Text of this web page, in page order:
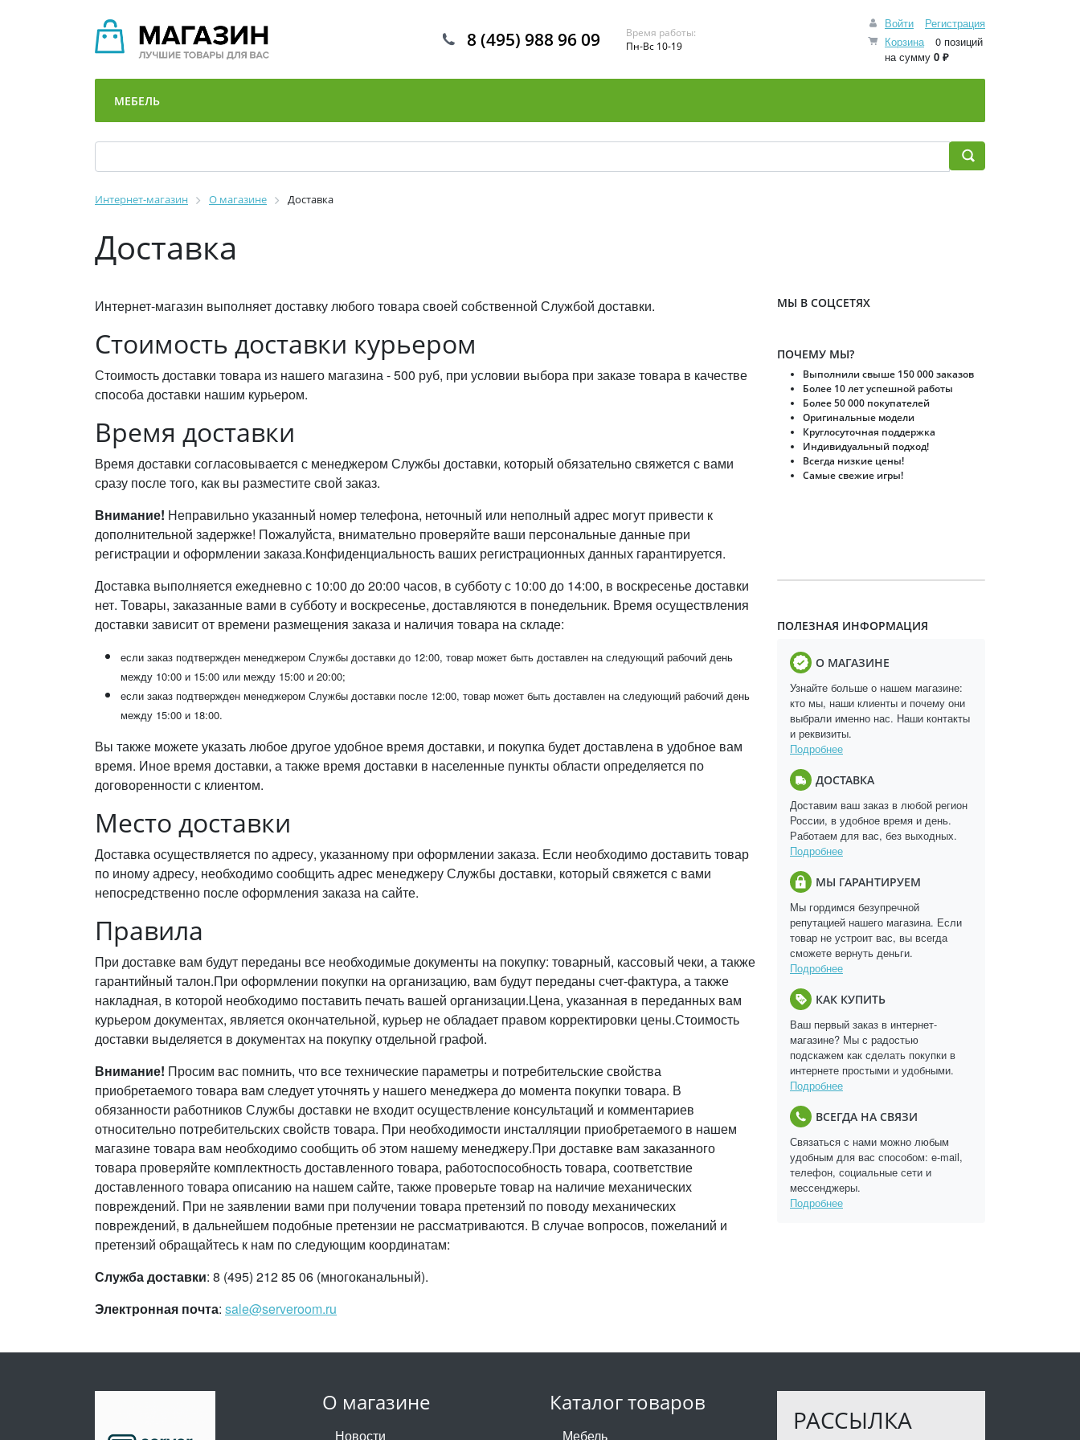
Войти
Регистрация
Корзина
0 позиций
на сумму 0 ₽
8 (495) 988 96 09
Время работы:
Пн-Вс 10-19
МЕБЕЛЬ
Интернет-магазин О магазине Доставка
Доставка
Интернет-магазин выполняет доставку любого товара своей собственной Службой доставки.
Стоимость доставки курьером
Стоимость доставки товара из нашего магазина - 500 руб, при условии выбора при заказе товара в качестве
способа доставки нашим курьером.
Время доставки
Время доставки согласовывается с менеджером Службы доставки, который обязательно свяжется с вами
сразу после того, как вы разместите свой заказ.
Внимание! Неправильно указанный номер телефона, неточный или неполный адрес могут привести к
дополнительной задержке! Пожалуйста, внимательно проверяйте ваши персональные данные при
регистрации и оформлении заказа.Конфиденциальность ваших регистрационных данных гарантируется.
Доставка выполняется ежедневно с 10:00 до 20:00 часов, в субботу с 10:00 до 14:00, в воскресенье доставки
нет. Товары, заказанные вами в субботу и воскресенье, доставляются в понедельник. Время осуществления
доставки зависит от времени размещения заказа и наличия товара на складе:
если заказ подтвержден менеджером Службы доставки до 12:00, товар может быть доставлен на следующий рабочий день
между 10:00 и 15:00 или между 15:00 и 20:00;
если заказ подтвержден менеджером Службы доставки после 12:00, товар может быть доставлен на следующий рабочий день
между 15:00 и 18:00.
Вы также можете указать любое другое удобное время доставки, и покупка будет доставлена в удобное вам
время. Иное время доставки, а также время доставки в населенные пункты области определяется по
договоренности с клиентом.
Место доставки
Доставка осуществляется по адресу, указанному при оформлении заказа. Если необходимо доставить товар
по иному адресу, необходимо сообщить адрес менеджеру Службы доставки, который свяжется с вами
непосредственно после оформления заказа на сайте.
Правила
При доставке вам будут переданы все необходимые документы на покупку: товарный, кассовый чеки, а также
гарантийный талон.При оформлении покупки на организацию, вам будут переданы счет-фактура, а также
накладная, в которой необходимо поставить печать вашей организации.Цена, указанная в переданных вам
курьером документах, является окончательной, курьер не обладает правом корректировки цены.Стоимость
доставки выделяется в документах на покупку отдельной графой.
Внимание! Просим вас помнить, что все технические параметры и потребительские свойства
приобретаемого товара вам следует уточнять у нашего менеджера до момента покупки товара. В
обязанности работников Службы доставки не входит осуществление консультаций и комментариев
относительно потребительских свойств товара. При необходимости инсталляции приобретаемого в нашем
магазине товара вам необходимо сообщить об этом нашему менеджеру.При доставке вам заказанного
товара проверяйте комплектность доставленного товара, работоспособность товара, соответствие
доставленного товара описанию на нашем сайте, также проверьте товар на наличие механических
повреждений. При не заявлении вами при получении товара претензий по поводу механических
повреждений, в дальнейшем подобные претензии не рассматриваются. В случае вопросов, пожеланий и
претензий обращайтесь к нам по следующим координатам:
Служба доставки: 8 (495) 212 85 06 (многоканальный).
Электронная почта: sale@serveroom.ru
МЫ В СОЦСЕТЯХ
ПОЧЕМУ МЫ?
Выполнили свыше 150 000 заказов
Более 10 лет успешной работы
Более 50 000 покупателей
Оригинальные модели
Круглосуточная поддержка
Индивидуальный подход!
Всегда низкие цены!
Самые свежие игры!
ПОЛЕЗНАЯ ИНФОРМАЦИЯ
О МАГАЗИНЕ
Узнайте больше о нашем магазине:
кто мы, наши клиенты и почему они
выбрали именно нас. Наши контакты
и реквизиты.
Подробнее
ДОСТАВКА
Доставим ваш заказ в любой регион
России, в удобное время и день.
Работаем для вас, без выходных.
Подробнее
МЫ ГАРАНТИРУЕМ
Мы гордимся безупречной
репутацией нашего магазина. Если
товар не устроит вас, вы всегда
сможете вернуть деньги.
Подробнее
КАК КУПИТЬ
Ваш первый заказ в интернет-
магазине? Мы с радостью
подскажем как сделать покупки в
интернете простыми и удобными.
Подробнее
ВСЕГДА НА СВЯЗИ
Связаться с нами можно любым
удобным для вас способом: e-mail,
телефон, социальные сети и
мессенджеры.
Подробнее
О магазине
Новости
Каталог товаров
Мебель
РАССЫЛКА